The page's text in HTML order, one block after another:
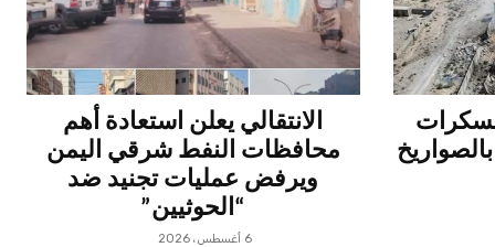
الانتقالي يعلن استعادة أهم
محافظات النفط شرقي اليمن
ويرفض عمليات تجنيد ضد
“الحوثيين”
6 أغسطس، 2026